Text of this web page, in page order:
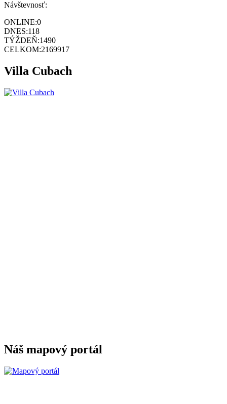
Návštevnosť:
ONLINE:0
DNES:118
TÝŽDEŇ:1490
CELKOM:2169917
Villa Cubach
Náš mapový portál